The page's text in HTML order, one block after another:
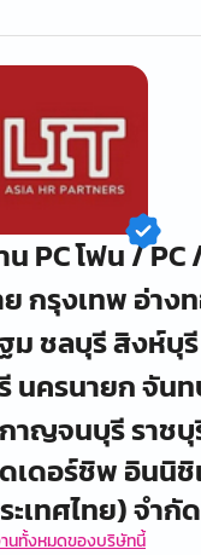
PC โฟน / PC
กรุงเทพ อ่าง
ม ชลบุรี สิงห์บุรี
นครนายก จัน
าญจนบุรี ราชบุ
เดอร์ชิพ อินนิชิ
เทศไทย) จำกัด
นทั้งหมดของบริษัทนี้